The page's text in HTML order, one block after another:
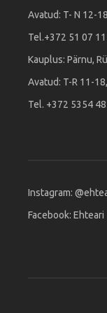
Avatud: T- N 12-
Tel.+372 51 07
Kauplus: Pärnu,
Avatud: T-R 11-
Tel. +372 5354
Instagram:
Facebook: Ehteari